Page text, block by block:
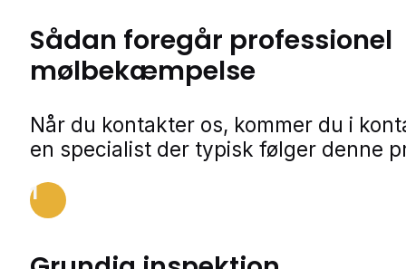
Sådan foregår professionel
mølbekæmpelse
Når du kontakter os, kommer du i
en specialist der typisk følger denne
1